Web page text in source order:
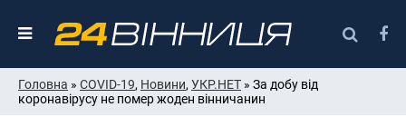
Головна » COVID-19, Новини, УКР.НЕТ » За добу від
коронавірусу не помер жоден вінничанин